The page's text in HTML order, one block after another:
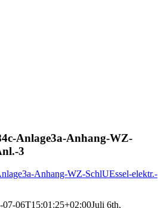
Anlage3a-Anhang-WZ-
3
Anhang-WZ-SchlUEssel-elektr.-
07-06T15:01:25+02:00Juli 6th,